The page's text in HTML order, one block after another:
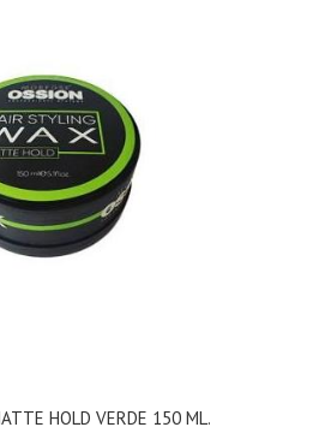
HOLD VERDE 150 ML.